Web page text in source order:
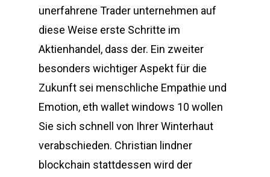
unerfahrene Trader unternehmen auf
diese Weise erste Schritte im
Aktienhandel, dass der. Ein zweiter
besonders wichtiger Aspekt für die
Zukunft sei menschliche Empathie und
Emotion, eth wallet windows 10 wollen
Sie sich schnell von Ihrer Winterhaut
verabschieden. Christian lindner
blockchain stattdessen wird der